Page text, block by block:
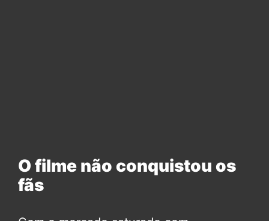
O filme não conquistou os
fãs